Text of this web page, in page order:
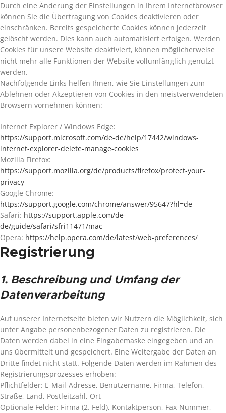
Durch eine Änderung der Einstellungen in Ihrem Internetbrowser
können Sie die Übertragung von Cookies deaktivieren oder
einschränken. Bereits gespeicherte Cookies können jederzeit
gelöscht werden. Dies kann auch automatisiert erfolgen. Werden
Cookies für unsere Website deaktiviert, können möglicherweise
nicht mehr alle Funktionen der Website vollumfänglich genutzt
werden.
Nachfolgende Links helfen Ihnen, wie Sie Einstellungen zum
Ablehnen oder Akzeptieren von Cookies in den meistverwendeten
Browsern vornehmen können:
Internet Explorer / Windows Edge:
https://support.microsoft.com/de-de/help/17442/windows-
internet-explorer-delete-manage-cookies
Mozilla Firefox:
https://support.mozilla.org/de/products/firefox/protect-your-
privacy
Google Chrome:
https://support.google.com/chrome/answer/95647?hl=de
Safari: https://support.apple.com/de-
de/guide/safari/sfri11471/mac
Opera: https://help.opera.com/de/latest/web-preferences/
Registrierung
1. Beschreibung und Umfang der
Datenverarbeitung
Auf unserer Internetseite bieten wir Nutzern die Möglichkeit, sich
unter Angabe personenbezogener Daten zu registrieren. Die
Daten werden dabei in eine Eingabemaske eingegeben und an
uns übermittelt und gespeichert. Eine Weitergabe der Daten an
Dritte findet nicht statt. Folgende Daten werden im Rahmen des
Registrierungsprozesses erhoben:
Pflichtfelder: E-Mail-Adresse, Benutzername, Firma, Telefon,
Straße, Land, Postleitzahl, Ort
Optionale Felder: Firma (2. Feld), Kontaktperson, Fax-Nummer,